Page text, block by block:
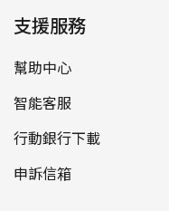
支援服務
幫助中心
智能客服
行動銀行下載
申訴信箱